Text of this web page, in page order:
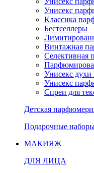
Унисекс
Классика
Бестселлеры
Винтажная
Селективная
Унисекс духи
Унисекс
Спреи для
Детская
Подарочные
МАКИЯЖ
ДЛЯ ЛИЦА